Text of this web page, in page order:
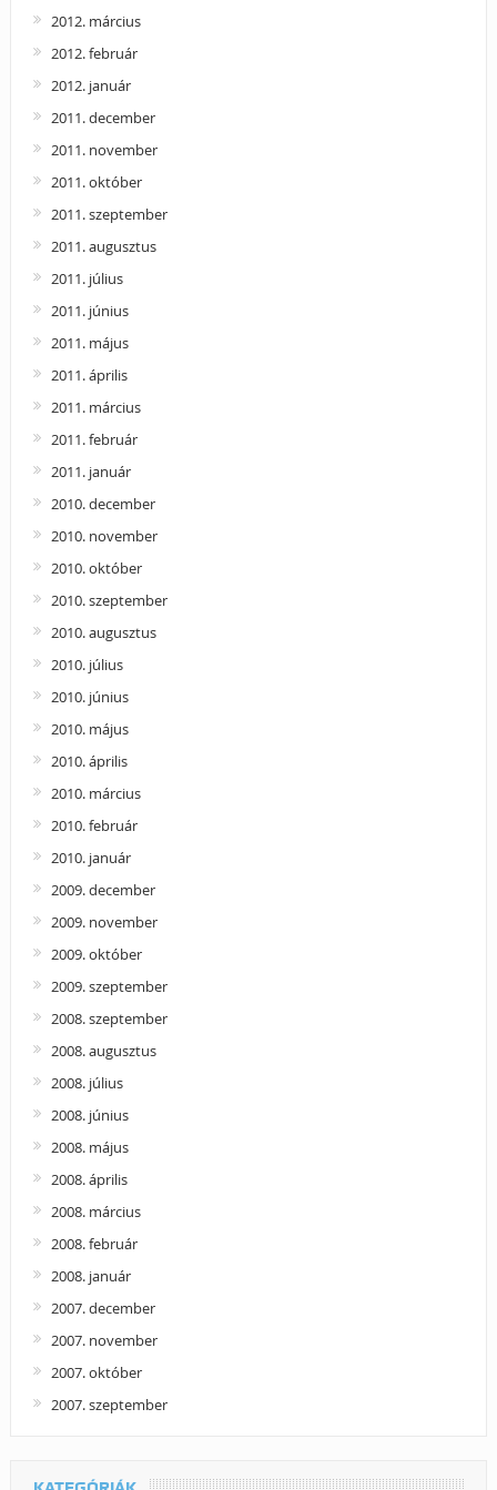
2012. március
2012. február
2012. január
2011. december
2011. november
2011. október
2011. szeptember
2011. augusztus
2011. július
2011. június
2011. május
2011. április
2011. március
2011. február
2011. január
2010. december
2010. november
2010. október
2010. szeptember
2010. augusztus
2010. július
2010. június
2010. május
2010. április
2010. március
2010. február
2010. január
2009. december
2009. november
2009. október
2009. szeptember
2008. szeptember
2008. augusztus
2008. július
2008. június
2008. május
2008. április
2008. március
2008. február
2008. január
2007. december
2007. november
2007. október
2007. szeptember